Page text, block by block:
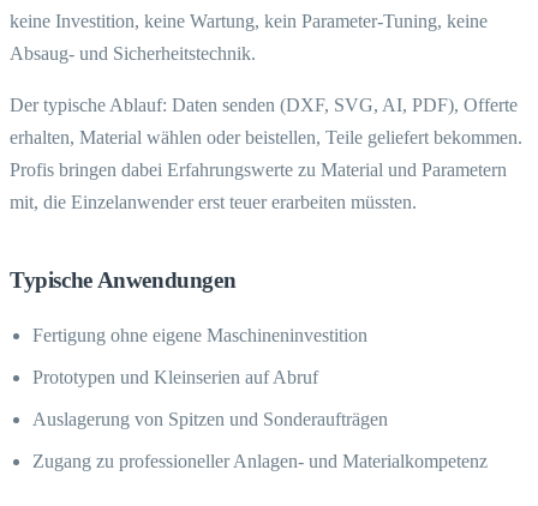
keine Investition, keine Wartung, kein Parameter-Tuning, keine
Absaug- und Sicherheitstechnik.
Der typische Ablauf: Daten senden (DXF, SVG, AI, PDF), Offerte
erhalten, Material wählen oder beistellen, Teile geliefert bekommen.
Profis bringen dabei Erfahrungswerte zu Material und Parametern
mit, die Einzelanwender erst teuer erarbeiten müssten.
Typische Anwendungen
Fertigung ohne eigene Maschineninvestition
Prototypen und Kleinserien auf Abruf
Auslagerung von Spitzen und Sonderaufträgen
Zugang zu professioneller Anlagen- und Materialkompetenz